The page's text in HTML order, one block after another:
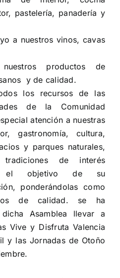
pastelería, panadería y
a nuestros vinos, cavas
productos de
y de calidad.
los recursos de las
de la Comunidad
atención a nuestras
gastronomía, cultura,
y parques naturales,
de interés
el objetivo de su
ponderándolas como
de calidad. se ha
Asamblea llevar a
Vive y Disfruta Valencia
y las Jornadas de Otoño